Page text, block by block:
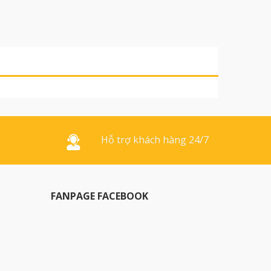
Hỗ trợ khách hàng 24/7
FANPAGE FACEBOOK